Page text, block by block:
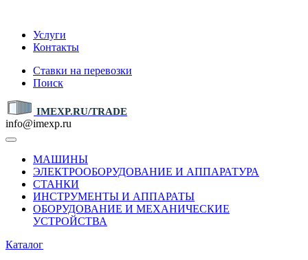
Услуги
Контакты
Ставки на перевозки
Поиск
IMEXP.RU/TRADE
info@imexp.ru
МАШИНЫ
ЭЛЕКТРООБОРУДОВАНИЕ И АППАРАТУРА
СТАНКИ
ИНСТРУМЕНТЫ И АППАРАТЫ
ОБОРУДОВАНИЕ И МЕХАНИЧЕСКИЕ
УСТРОЙСТВА
Каталог